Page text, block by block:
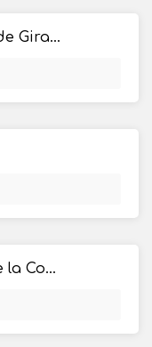
Delphine Gay, Mme de Girardin, dans ses rapports avec Lamartine, Victor Hugo, Balzac, Rachel, Jules Sandeau, Dumas, Eugène Sue et George Sand (documents inédits)
Dernières Années de la Cour de Lunéville / Mme de Boufflers, ses enfants et ses amis